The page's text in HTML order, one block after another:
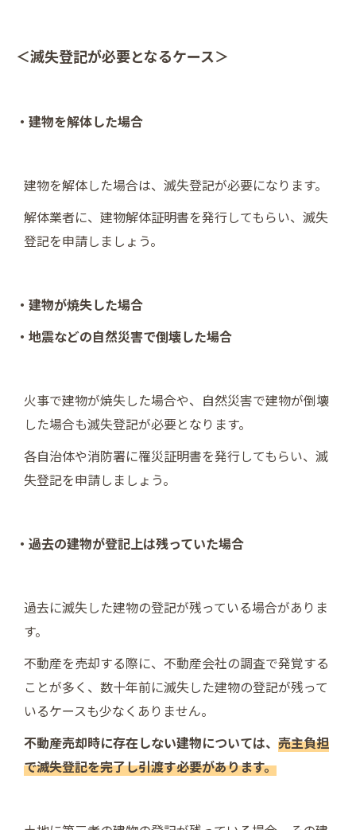
＜滅失登記が必要となるケース＞
・建物を解体した場合
建物を解体した場合は、滅失登記が必要になります。
解体業者に、建物解体証明書を発行してもらい、滅失
登記を申請しましょう。
・建物が焼失した場合
・地震などの自然災害で倒壊した場合
火事で建物が焼失した場合や、自然災害で建物が倒壊
した場合も滅失登記が必要となります。
各自治体や消防署に罹災証明書を発行してもらい、滅
失登記を申請しましょう。
・過去の建物が登記上は残っていた場合
過去に滅失した建物の登記が残っている場合がありま
す。
不動産を売却する際に、不動産会社の調査で発覚する
ことが多く、数十年前に滅失した建物の登記が残って
いるケースも少なくありません。
不動産売却時に存在しない建物については、 売主負担
で滅失登記を完了し引渡す必要があります。